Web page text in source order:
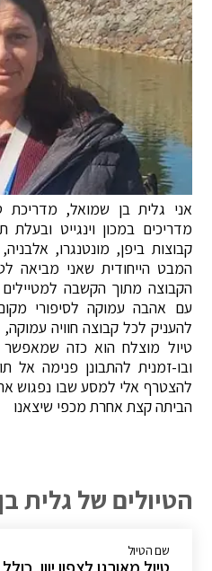
אני גלית בן שמואל, מדריכת
מדריכים במכון וינגייט ובעלת
קבוצות ביפן, מונטנגרו,
המבט הייחודית שאני מביאה
הקבוצה מתוך הקשבה למטיילים
עם אהבה עמוקה לסיפורי
להעניק לכל קבוצה חוויה
טיול מוצלח הוא כזה שמאפשר
ובו-זמנית להתבונן פנימה אל
להצטרף אלי למסע שבו נפגוש את
הביתה קצת אחרת מכפי שיצאנו
הטיולים של גלית
שם הטיול